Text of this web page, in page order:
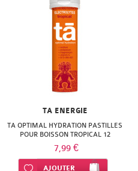
TA ENERGIE
TA OPTIMAL HYDRATION PASTILLES
POUR BOISSON TROPICAL 12
PASTILLES
7,99 €
Ajouter à ma liste d’envie
AJOUTER